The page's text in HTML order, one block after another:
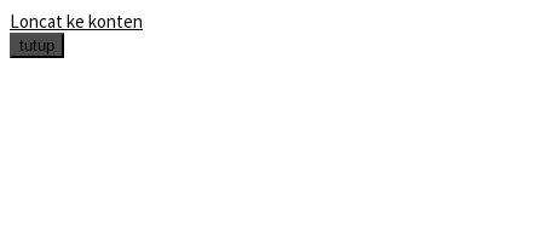
Loncat ke konten
tutup